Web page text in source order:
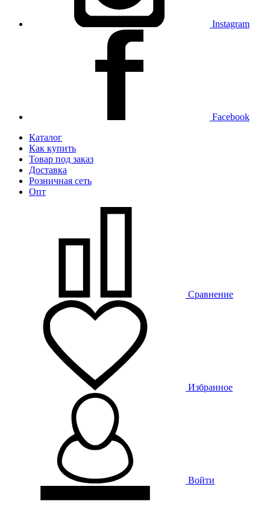
Instagram
Facebook
Каталог
Как купить
Товар под заказ
Доставка
Розничная сеть
Опт
Сравнение
Избранное
Войти